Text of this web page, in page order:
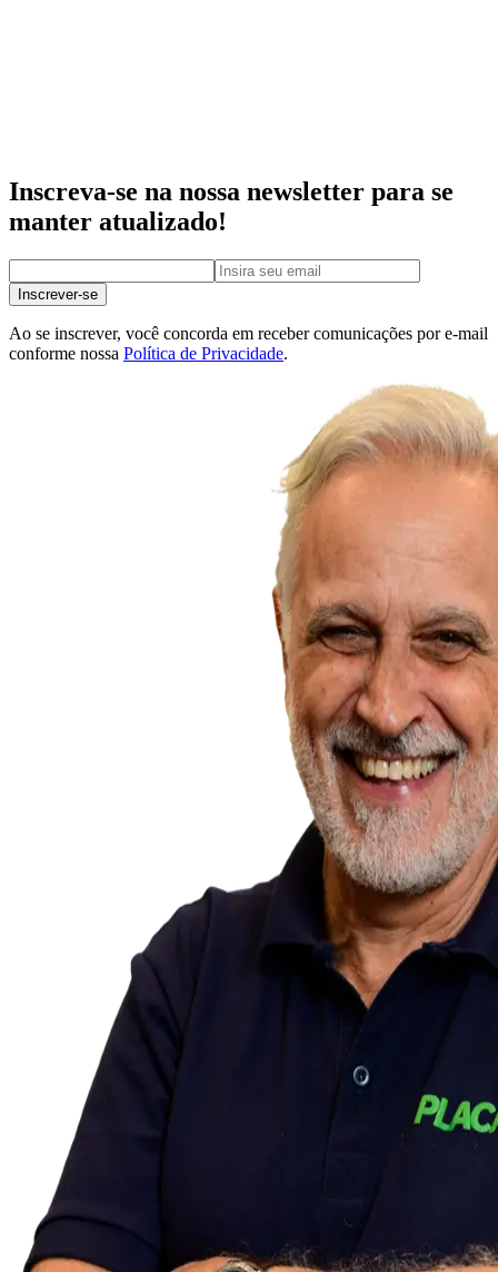
Inscreva-se na nossa newsletter para se
manter atualizado!
Inscrever-se
Ao se inscrever, você concorda em receber comunicações por e-mail
conforme nossa Política de Privacidade.